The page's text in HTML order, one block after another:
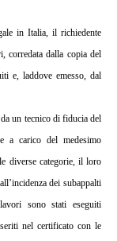
in Italia, il richiedente
corredata dalla copia del
e, laddove emesso, dal
un tecnico di fiducia del
a carico del medesimo
diverse categorie, il loro
dei subappalti
sono stati eseguiti
nel certificato con le